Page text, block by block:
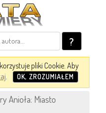
?
pliki Cookie. Aby
. OK, ZROZUMIAŁEM
Anioła: Miasto